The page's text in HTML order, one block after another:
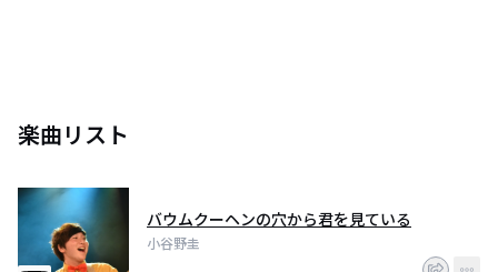
楽曲リスト
バウムクーヘンの穴から君を見ている
小谷野圭